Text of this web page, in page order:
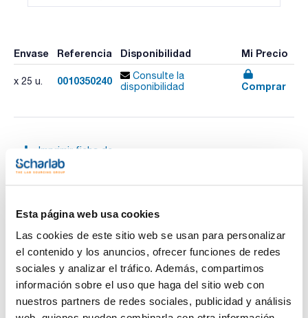
Esta página web usa cookies
Las cookies de este sitio web se usan para personalizar
el contenido y los anuncios, ofrecer funciones de redes
sociales y analizar el tráfico. Además, compartimos
información sobre el uso que haga del sitio web con
nuestros partners de redes sociales, publicidad y análisis
Envase Referencia Disponibilidad Mi Precio
x 25 u. 0010350240
Consulte la
disponibilidad
Comprar
Imprimir ficha de
producto
Características
Dimensiones diámetro interno x Longitud (mm) : 33x80mm
alfa celulosa de alta calidad con excelentes propiedades de
resistencia mecánica y de retención.
Ver más
Documentación técnica